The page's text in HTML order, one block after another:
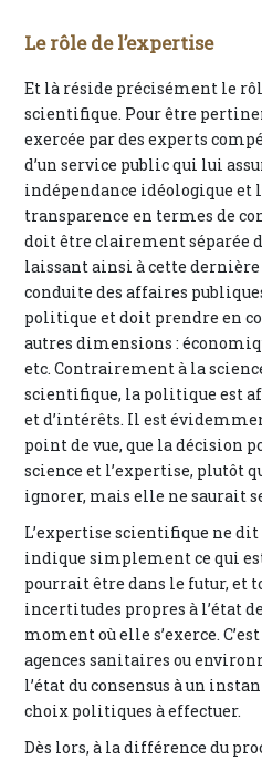
Le rôle de l’expertise
Et là réside précisément le
scientifique. Pour être
exercée par des experts
d’un service public qui lui
indépendance idéologique et
transparence en termes de
doit être clairement séparée
laissant ainsi à cette
conduite des affaires
politique et doit prendre en
autres dimensions :
etc. Contrairement à la
scientifique, la politique est
et d’intérêts. Il est
point de vue, que la décision
science et l’expertise, plutôt
ignorer, mais elle ne saurait
L’expertise scientifique ne dit
indique simplement ce qui
pourrait être dans le futur, et
incertitudes propres à l’état
moment où elle s’exerce.
agences sanitaires ou
l’état du consensus à un
choix politiques à effectuer.
Dès lors, à la différence du